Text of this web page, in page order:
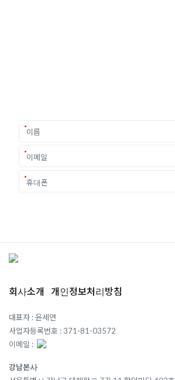
회사소개 개인정보처리방침
대표자 : 윤세연
사업자등록번호 : 371-81-03572
이메일 :
강남본사